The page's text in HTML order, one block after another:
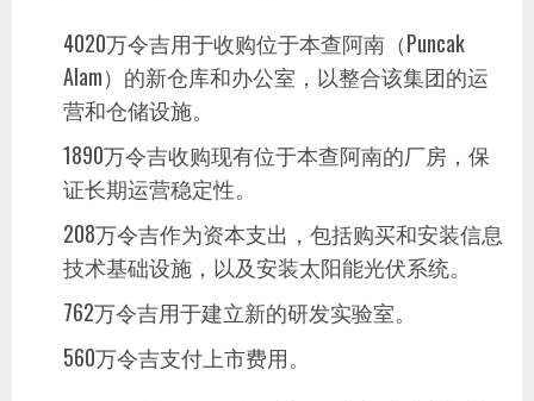
4020万令吉用于收购位于本查阿南（Puncak
Alam）的新仓库和办公室，以整合该集团的运
营和仓储设施。
1890万令吉收购现有位于本查阿南的厂房，保
证长期运营稳定性。
208万令吉作为资本支出，包括购买和安装信息
技术基础设施，以及安装太阳能光伏系统。
762万令吉用于建立新的研发实验室。
560万令吉支付上市费用。